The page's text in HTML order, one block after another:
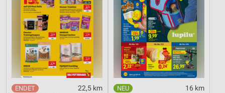
22,5 km 16 km